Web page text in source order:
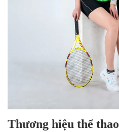
Thương hiệu thể thao